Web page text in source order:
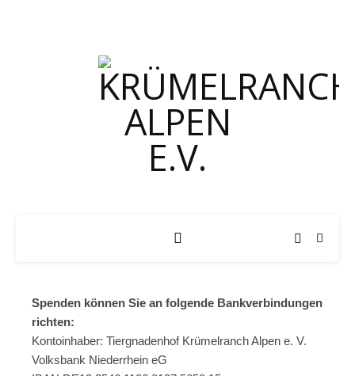
Spenden können Sie an folgende Bankverbindungen
richten:
Kontoinhaber: Tiergnadenhof Krümelranch Alpen e. V.
Volksbank Niederrhein eG